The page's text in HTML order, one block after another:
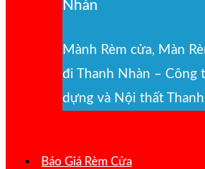
Nhàn
Mành Rèm cửa, Màn
đi Thanh Nhàn – Công
dựng và Nội thất
Báo Giá Rèm Cửa